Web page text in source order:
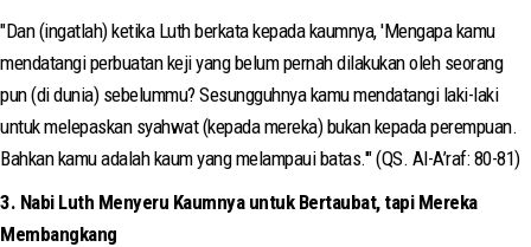
"Dan (ingatlah) ketika Luth berkata kepada kaumnya, 'Mengapa kamu
mendatangi perbuatan keji yang belum pernah dilakukan oleh seorang
pun (di dunia) sebelummu? Sesungguhnya kamu mendatangi laki-laki
untuk melepaskan syahwat (kepada mereka) bukan kepada perempuan.
Bahkan kamu adalah kaum yang melampaui batas.'" (QS. Al-A’raf: 80-81)
3. Nabi Luth Menyeru Kaumnya untuk Bertaubat, tapi Mereka
Membangkang